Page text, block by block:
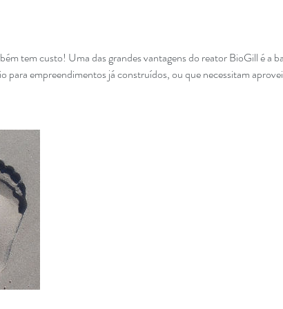
tem custo! Uma das grandes vantagens do reator BioGill é a
para empreendimentos já construídos, ou que necessitam